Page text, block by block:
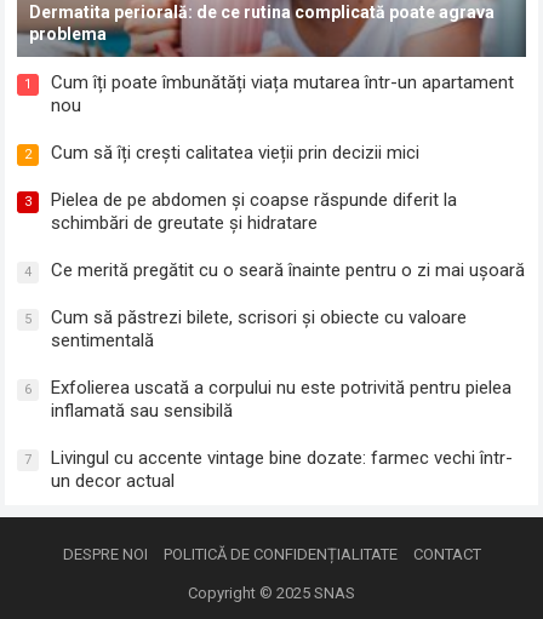
Dermatita periorală: de ce rutina complicată poate agrava
problema
1
Cum îți poate îmbunătăți viața mutarea într-un apartament
nou
2 Cum să îți crești calitatea vieții prin decizii mici
3
Pielea de pe abdomen și coapse răspunde diferit la
schimbări de greutate și hidratare
4 Ce merită pregătit cu o seară înainte pentru o zi mai ușoară
5
Cum să păstrezi bilete, scrisori și obiecte cu valoare
sentimentală
6
Exfolierea uscată a corpului nu este potrivită pentru pielea
inflamată sau sensibilă
7
Livingul cu accente vintage bine dozate: farmec vechi într-
un decor actual
DESPRE NOI POLITICĂ DE CONFIDENȚIALITATE CONTACT
Copyright © 2025 SNAS